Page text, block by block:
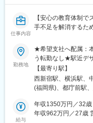
仕事内容
【安心の教育体制
手不足を解消するた
勤務地
★希望支社へ配属：
う転勤なし★駅近デ
新宿6-24-1西新宿三
横浜支社★2024年8
三井ビルディング
転愛知県名古屋市西
ー4F■福岡支社
【最寄り駅】
西新宿駅、横浜駅、
(福岡県)、都庁前駅
駅、中洲川端駅
給与
年収1350万円／32
年収962万円／27歳